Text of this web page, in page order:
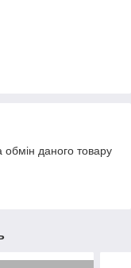
даного товару